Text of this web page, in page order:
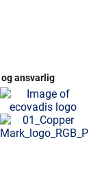
ansvarlig